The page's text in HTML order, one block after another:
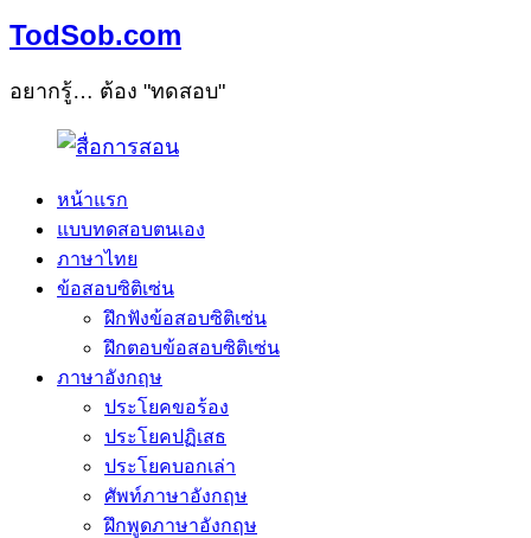
TodSob.com
อยากรู้… ต้อง "ทดสอบ"
หน้าแรก
แบบทดสอบตนเอง
ภาษาไทย
ข้อสอบซิติเซ่น
ฝึกฟังข้อสอบซิติเซ่น
ฝึกตอบข้อสอบซิติเซ่น
ภาษาอังกฤษ
ประโยคขอร้อง
ประโยคปฏิเสธ
ประโยคบอกเล่า
ศัพท์ภาษาอังกฤษ
ฝึกพูดภาษาอังกฤษ